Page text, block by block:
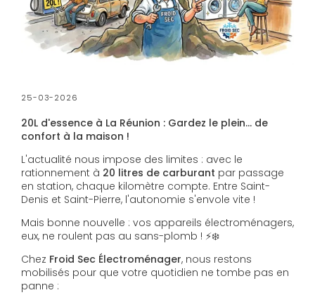
25-03-2026
20L d'essence à La Réunion : Gardez le plein... de
confort à la maison !
L'actualité nous impose des limites : avec le
rationnement à 20 litres de carburant par passage
en station, chaque kilomètre compte. Entre Saint-
Denis et Saint-Pierre, l'autonomie s'envole vite !
Mais bonne nouvelle : vos appareils électroménagers,
eux, ne roulent pas au sans-plomb ! ⚡❄️
Chez Froid Sec Électroménager, nous restons
mobilisés pour que votre quotidien ne tombe pas en
panne :